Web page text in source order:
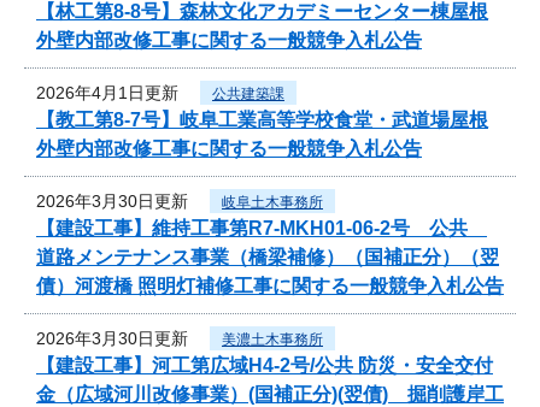
【林工第8-8号】森林文化アカデミーセンター棟屋根
外壁内部改修工事に関する一般競争入札公告
2026年4月1日更新 公共建築課
【教工第8-7号】岐阜工業高等学校食堂・武道場屋根
外壁内部改修工事に関する一般競争入札公告
2026年3月30日更新 岐阜土木事務所
【建設工事】維持工事第R7-MKH01-06-2号 公共
道路メンテナンス事業（橋梁補修）（国補正分）（翌
債）河渡橋 照明灯補修工事に関する一般競争入札公告
2026年3月30日更新 美濃土木事務所
【建設工事】河工第広域H4-2号/公共 防災・安全交付
金（広域河川改修事業）(国補正分)(翌債) 掘削護岸工